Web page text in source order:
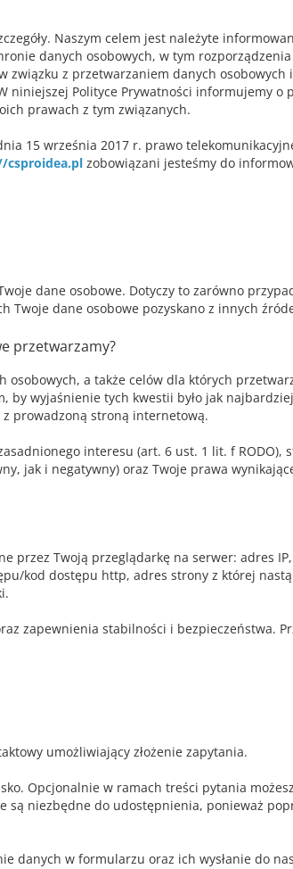
Naszym celem jest należyte
danych osobowych, w tym
związku z przetwarzaniem danych osobowych
niniejszej Polityce Prywatności informujemy o
prawach z tym związanych.
15 września 2017 r. prawo
csproidea.pl zobowiązani jesteśmy do
dane osobowe. Dotyczy to zarówno
Twoje dane osobowe pozyskano z innych
przetwarzamy?
a także celów dla których
by wyjaśnienie tych kwestii było jak
prowadzoną stroną internetową.
interesu (art. 6 ust. 1 lit. f RODO),
jak i negatywny) oraz Twoje prawa
przez Twoją przeglądarkę na serwer: adres
kod dostępu http, adres strony z której
zapewnienia stabilności i bezpieczeństwa.
umożliwiający złożenie zapytania.
Opcjonalnie w ramach treści pytania
są niezbędne do udostępnienia, ponieważ
danych w formularzu oraz ich wysłanie do